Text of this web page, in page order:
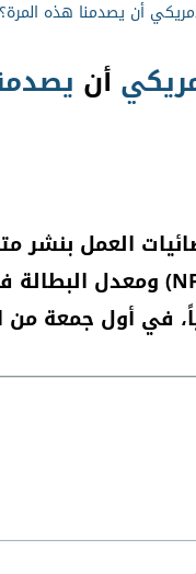
أن
العمل بنشر
في أول جمعة